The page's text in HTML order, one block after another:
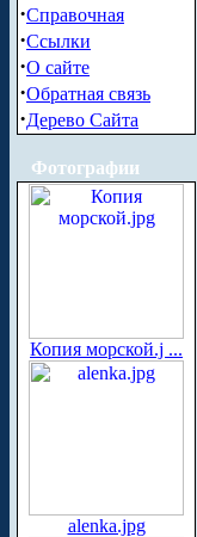
·Справочная
·Ссылки
·О сайте
·Обратная связь
·Дерево Сайта
Фотографии
Копия морской.j ...
alenka.jpg